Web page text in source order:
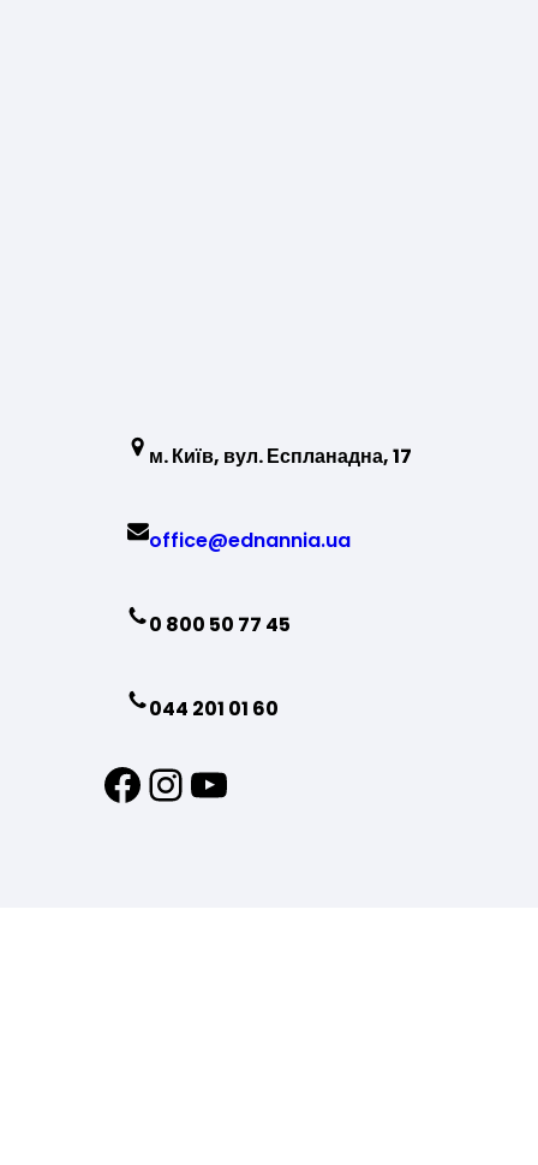
м. Київ, вул. Еспланадна, 17
office@ednannia.ua
0 800 50 77 45
044 201 01 60
Facebook InstagramYouTube